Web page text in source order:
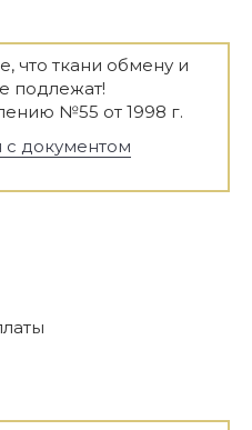
что ткани обмену и
подлежат!
№55 от 1998 г.
с документом